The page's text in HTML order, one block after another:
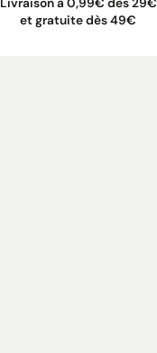
et gratuite dès 49€